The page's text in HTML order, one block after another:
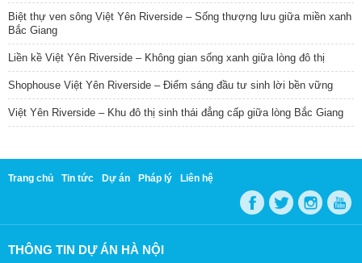
Biệt thự ven sông Việt Yên Riverside – Sống thượng lưu giữa miền xanh
Bắc Giang
Liền kề Việt Yên Riverside – Không gian sống xanh giữa lòng đô thị
Shophouse Việt Yên Riverside – Điểm sáng đầu tư sinh lời bền vững
Việt Yên Riverside – Khu đô thị sinh thái đẳng cấp giữa lòng Bắc Giang
Trang chủ Tin tức Dự án Pháp lý Liên hệ
THÔNG TIN DỰ ÁN HÀ NỘI